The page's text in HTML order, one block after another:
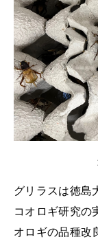
グリラスは徳島
コオロギ研究の
オロギの品種改